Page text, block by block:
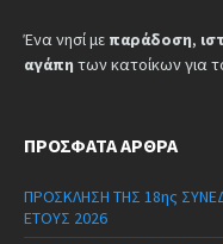
Ένα νησί με παράδοση,
αγάπη των κατοίκων για
ΠΡΌΣΦΑΤΑ ΆΡΘΡΑ
ΠΡΟΣΚΛΗΣΗ ΤΗΣ 18ης
ΕΤΟΥΣ 2026